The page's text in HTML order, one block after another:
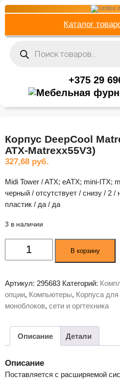
Каталог
товаров
+375 29
Корпус DeepCool
ATX-Matrexx55V3)
327,68 руб.
Midi Tower / ATX; eATX; mini-ITX;
черный / отсутствует / снизу / 2 /
пластик / да / да
3 в наличии
Количество
товара
Matrexx
ATX-
Matrexx55V3)
В корзину
Артикул: 295683 Категорий:
опции, Компьютеры, Корпуса
моноблоков, сети и оргтехника
Описание Детали
Описание
Поставляется с расширяемой